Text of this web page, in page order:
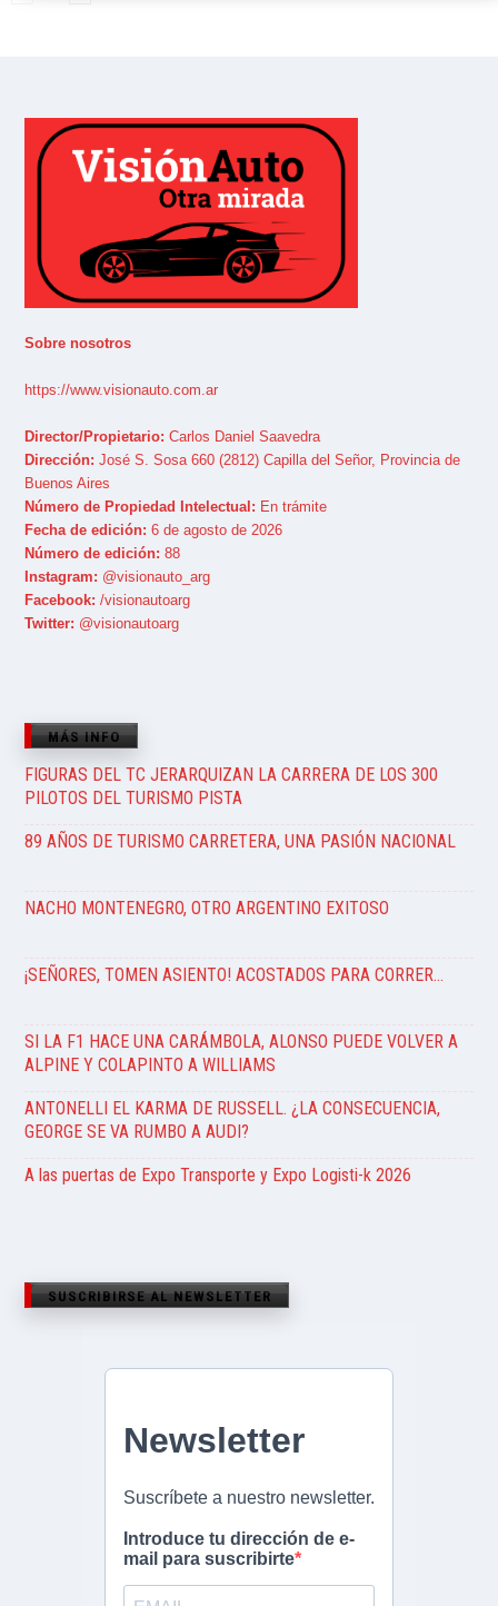
Sobre nosotros
https://www.visionauto.com.ar
Director/Propietario: Carlos Daniel Saavedra
Dirección: José S. Sosa 660 (2812) Capilla del Señor, Provincia de
Buenos Aires
Número de Propiedad Intelectual: En trámite
Fecha de edición: 6 de agosto de 2026
Número de edición: 88
Instagram: @visionauto_arg
Facebook: /visionautoarg
Twitter: @visionautoarg
MÁS INFO
FIGURAS DEL TC JERARQUIZAN LA CARRERA DE LOS 300
PILOTOS DEL TURISMO PISTA
89 AÑOS DE TURISMO CARRETERA, UNA PASIÓN NACIONAL
NACHO MONTENEGRO, OTRO ARGENTINO EXITOSO
¡SEÑORES, TOMEN ASIENTO! ACOSTADOS PARA CORRER…
SI LA F1 HACE UNA CARÁMBOLA, ALONSO PUEDE VOLVER A
ALPINE Y COLAPINTO A WILLIAMS
ANTONELLI EL KARMA DE RUSSELL. ¿LA CONSECUENCIA,
GEORGE SE VA RUMBO A AUDI?
A las puertas de Expo Transporte y Expo Logisti-k 2026
SUSCRIBIRSE AL NEWSLETTER